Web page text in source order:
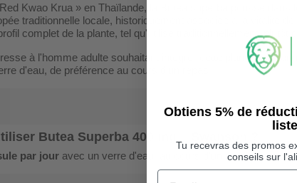
Kwao Krua » en Thaïlande, la Butea superba pousse
traditionnelle locale, historiquement associée à la vitalité
complet de la plante, tel qu'utilisé traditionnellement,
à l'homme adulte souhaitant intégrer cette plante
d'eau, de préférence au cours d'un repas.
Butea Superba 400 mg – Swanson ?
par jour avec un verre d'eau, au cours d'un repas. Ne
Obtiens 5% de
Tu recevras des promos
conseils sur